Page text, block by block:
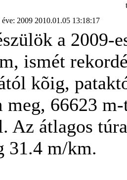
éve: 2009 2010.01.05 13:18:17
a 2009-
ismét
kõig,
66623
Az átlagos
31.4 m/km.